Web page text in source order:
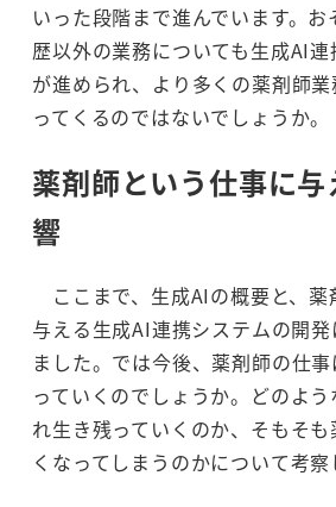
いった段階まで進んでいます。
歴以外の業務についても生成AI
が進められ、より多くの薬剤師
ってくるのではないでしょうか。
薬剤師という仕事に
響
ここまで、生成AIの概要と、薬
与える生成AI連携システムの開
ました。では今後、薬剤師の仕
っていくのでしょうか。どのよ
れ生き残っていくのか、そもそ
くなってしまうのかについて考察